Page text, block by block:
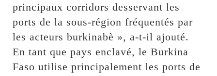
principaux corridors desservant les
ports de la sous-région fréquentés par
les acteurs burkinabè », a-t-il ajouté.
En tant que pays enclavé, le Burkina
Faso utilise principalement les ports de